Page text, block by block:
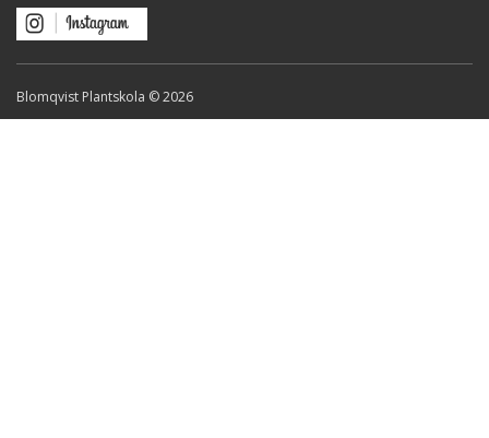
Blomqvist Plantskola © 2026